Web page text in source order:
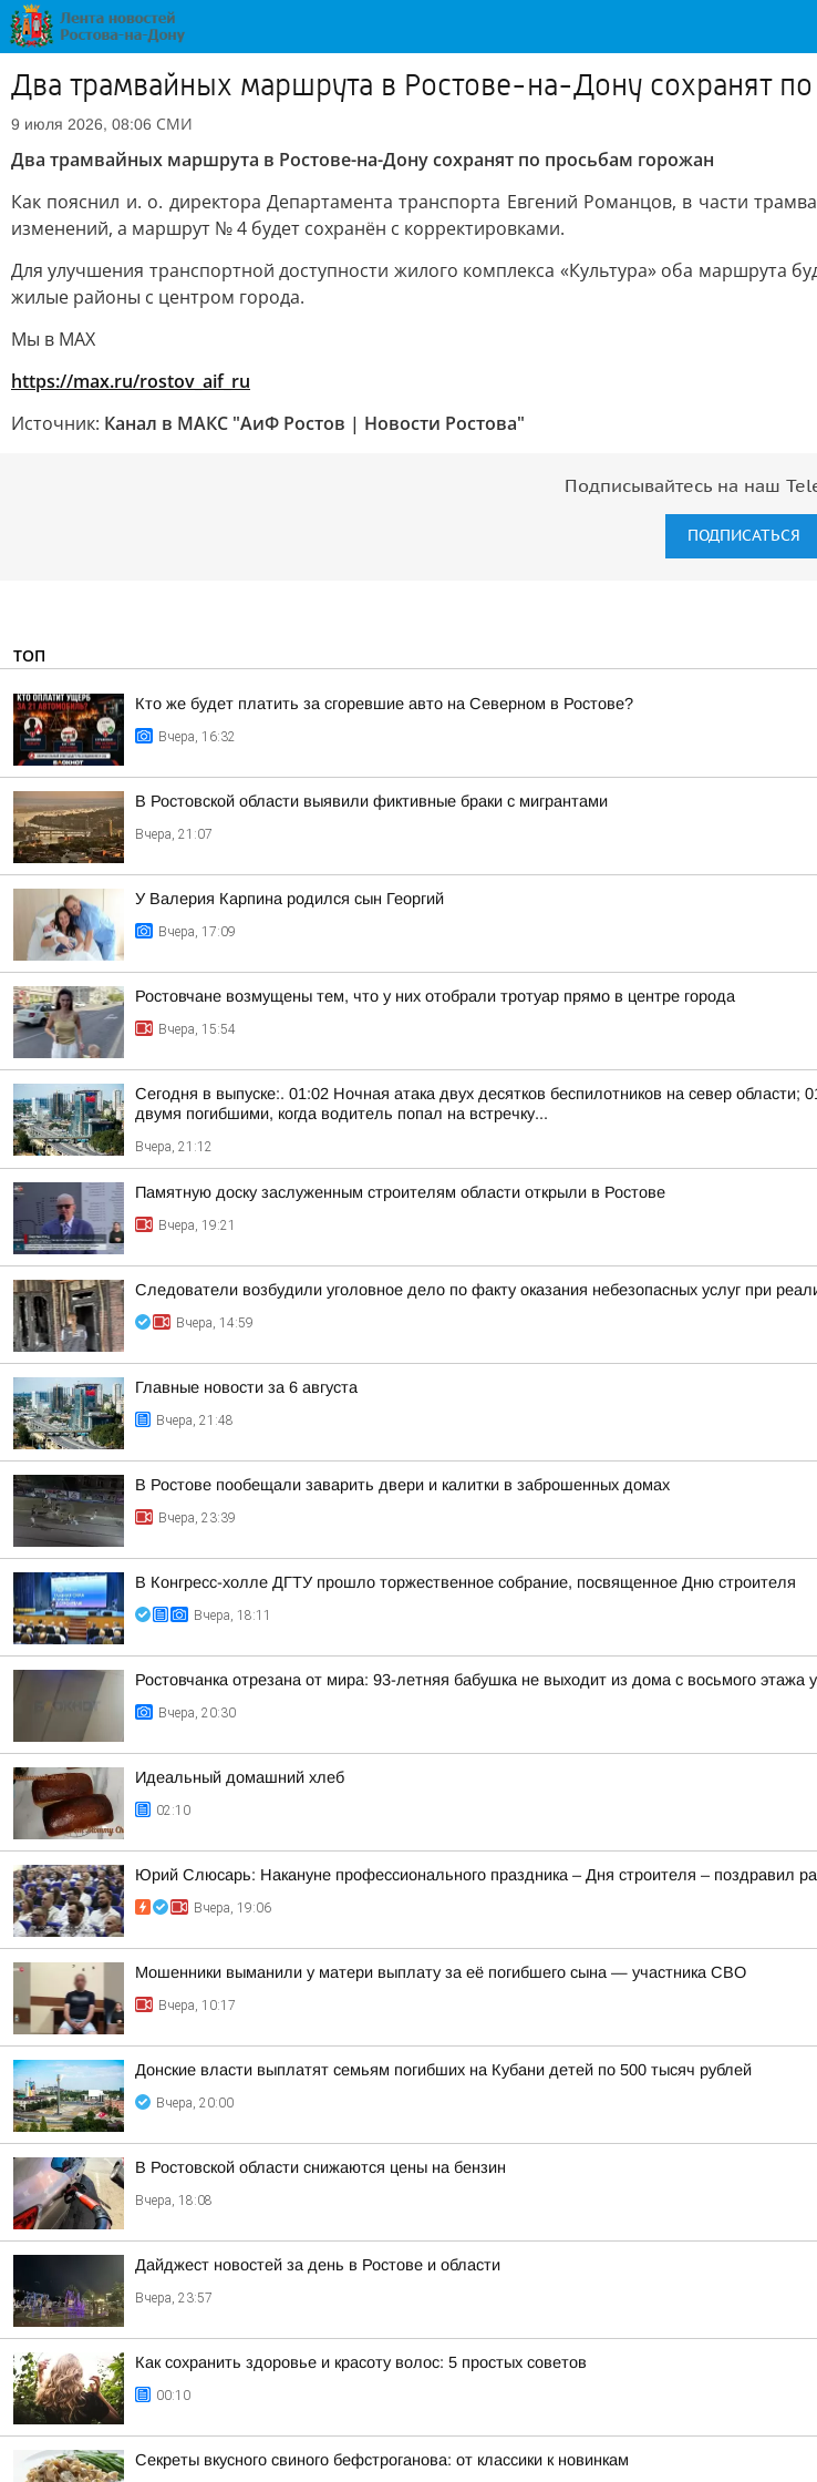
Два трамвайных маршрута в Ростове-на-Дону сохранят
9 июля 2026, 08:06 СМИ
Два трамвайных маршрута в Ростове-на-Дону сохранят по просьбам горожан
Как пояснил и. о. директора Департамента транспорта Евгений Романцов, в части
изменений, а маршрут № 4 будет сохранён с корректировками.
Для улучшения транспортной доступности жилого комплекса «Культура» оба маршрута
жилые районы с центром города.
Мы в MAX
https://max.ru/rostov_aif_ru
Источник: Канал в МАКС "АиФ Ростов | Новости Ростова"
Подписывайтесь на наш
ПОДПИСАТЬСЯ
ТОП
Кто же будет платить за сгоревшие авто на Северном в Ростове?
Вчера, 16:32
В Ростовской области выявили фиктивные браки с мигрантами
Вчера, 21:07
У Валерия Карпина родился сын Георгий
Вчера, 17:09
Ростовчане возмущены тем, что у них отобрали тротуар прямо в центре города
Вчера, 15:54
Сегодня в выпуске:. 01:02 Ночная атака двух десятков беспилотников на север
двумя погибшими, когда водитель попал на встречку...
Вчера, 21:12
Памятную доску заслуженным строителям области открыли в Ростове
Вчера, 19:21
Следователи возбудили уголовное дело по факту оказания небезопасных услуг при
Вчера, 14:59
Главные новости за 6 августа
Вчера, 21:48
В Ростове пообещали заварить двери и калитки в заброшенных домах
Вчера, 23:39
В Конгресс-холле ДГТУ прошло торжественное собрание, посвященное Дню строителя
Вчера, 18:11
Ростовчанка отрезана от мира: 93-летняя бабушка не выходит из дома с восьмого этажа
Вчера, 20:30
Идеальный домашний хлеб
02:10
Юрий Слюсарь: Накануне профессионального праздника – Дня строителя – поздравил
Вчера, 19:06
Мошенники выманили у матери выплату за её погибшего сына — участника СВО
Вчера, 10:17
Донские власти выплатят семьям погибших на Кубани детей по 500 тысяч рублей
Вчера, 20:00
В Ростовской области снижаются цены на бензин
Вчера, 18:08
Дайджест новостей за день в Ростове и области
Вчера, 23:57
Как сохранить здоровье и красоту волос: 5 простых советов
00:10
Секреты вкусного свиного бефстроганова: от классики к новинкам